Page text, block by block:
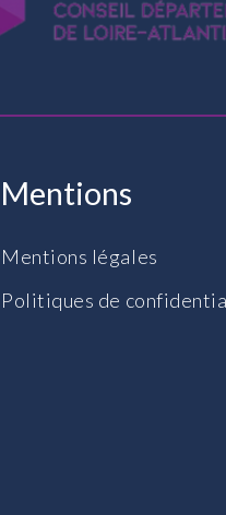
Mentions
Mentions légales
Politiques de